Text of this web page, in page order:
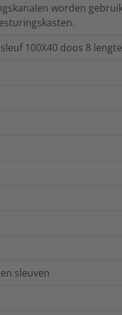
worden
100X40 doos 8
sleuven